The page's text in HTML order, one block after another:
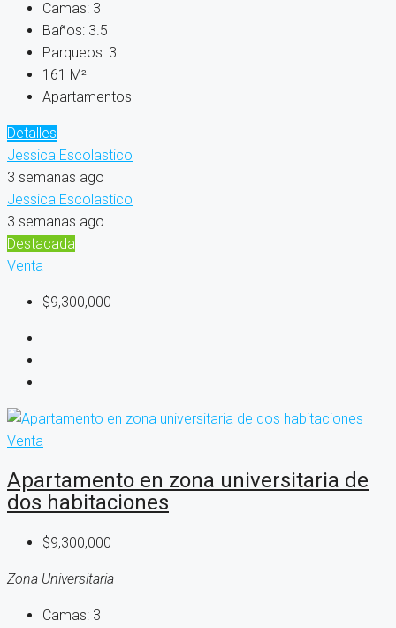
Camas: 3
Baños: 3.5
Parqueos: 3
161 M²
Apartamentos
Detalles
Jessica Escolastico
3 semanas ago
Jessica Escolastico
3 semanas ago
Destacada
Venta
$9,300,000
Venta
Apartamento en zona universitaria de
dos habitaciones
$9,300,000
Zona Universitaria
Camas: 3